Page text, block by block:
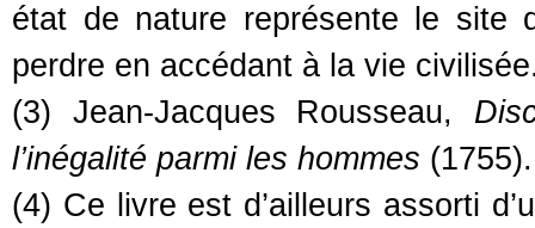
état de nature représente le site
perdre en accédant à la vie
(3) Jean-Jacques Rousseau,
l’inégalité parmi les hommes (1755).
(4) Ce livre est d’ailleurs assorti